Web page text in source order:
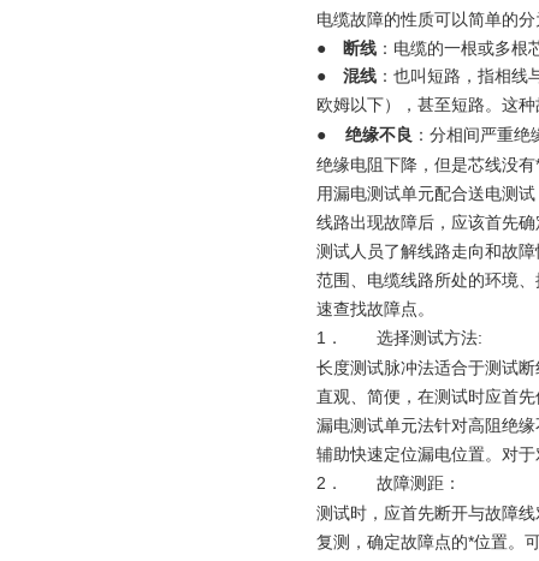
电缆故障的性质可以简单的
●
断线 ：电缆的一根或多
● 混线 ：也叫短路，指相
欧姆以下），甚至短路。这
● 绝缘不良 ：分相间严重
绝缘电阻下降，但是芯线没
用漏电测试单元配合送电测
线路出现故障后，应该首先
测试人员了解线路走向和故
范围、电缆线路所处的环境
速查找故障点。
1．
选择测试方法:
长度测试脉冲法适合于测试
直观、简便，在测试时应首
漏电测试单元法针对高阻绝
辅助快速定位漏电位置。对
2．
故障测距：
测试时，应首先断开与故障
复测，确定故障点的*位置。